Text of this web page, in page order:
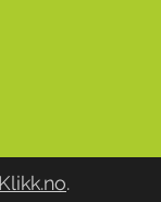
Klikk.no.